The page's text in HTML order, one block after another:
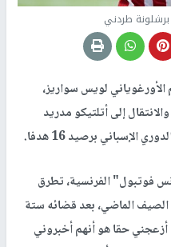
برشلونة طردني
لويس سواريز،
إلى أتلتيكو مدريد
برصيد 16 هدفا.
فوتبول" الفرنسية، تطرق
الصيف الماضي، بعد قضائه ستة
أزعجني حقا هو أنهم أخبروني